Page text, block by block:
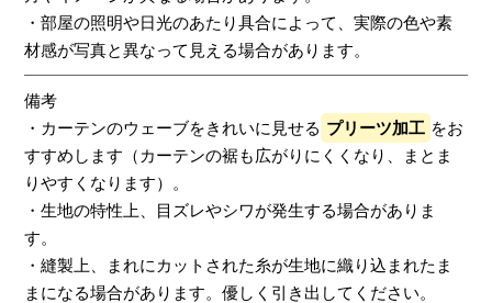
・部屋の照明や日光のあたり具合によって、実際の色や素
材感が写真と異なって見える場合があります。
備考
・カーテンのウェーブをきれいに見せる プリーツ加工 をお
すすめします（カーテンの裾も広がりにくくなり、まとま
りやすくなります）。
・生地の特性上、目ズレやシワが発生する場合がありま
す。
・縫製上、まれにカットされた糸が生地に織り込まれたま
まになる場合があります。優しく引き出してください。